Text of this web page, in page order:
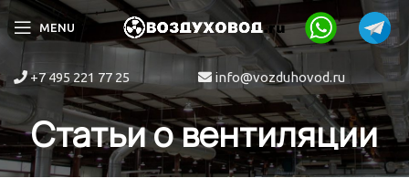
MENU
+7 495 221 77 25 info@vozduhovod.ru
Статьи о вентиляции